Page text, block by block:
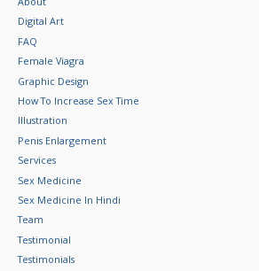
Digital Art
FAQ
Female Viagra
Graphic Design
How To Increase Sex Time
Illustration
Penis Enlargement
Services
Sex Medicine
Sex Medicine In Hindi
Team
Testimonial
Testimonials